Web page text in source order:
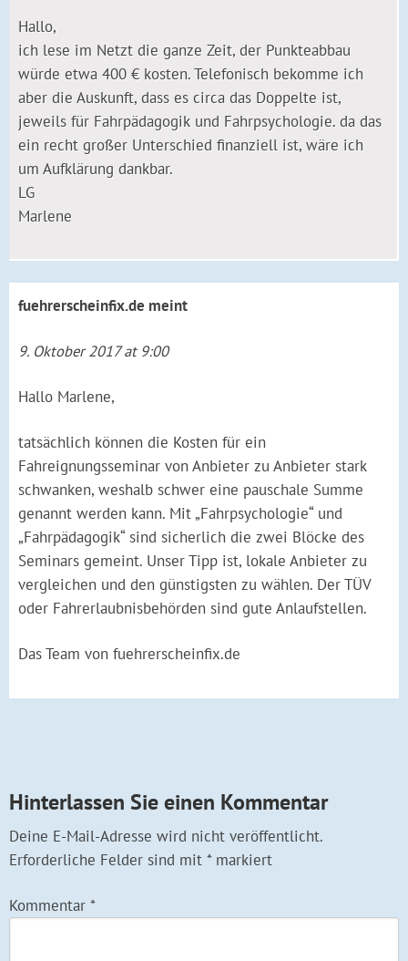
Hallo,
ich lese im Netzt die ganze Zeit, der Punkteabbau
würde etwa 400 € kosten. Telefonisch bekomme ich
aber die Auskunft, dass es circa das Doppelte ist,
jeweils für Fahrpädagogik und Fahrpsychologie. da das
ein recht großer Unterschied finanziell ist, wäre ich
um Aufklärung dankbar.
LG
Marlene
fuehrerscheinfix.de meint
9. Oktober 2017 at 9:00
Hallo Marlene,
tatsächlich können die Kosten für ein
Fahreignungsseminar von Anbieter zu Anbieter stark
schwanken, weshalb schwer eine pauschale Summe
genannt werden kann. Mit „Fahrpsychologie“ und
„Fahrpädagogik“ sind sicherlich die zwei Blöcke des
Seminars gemeint. Unser Tipp ist, lokale Anbieter zu
vergleichen und den günstigsten zu wählen. Der TÜV
oder Fahrerlaubnisbehörden sind gute Anlaufstellen.
Das Team von fuehrerscheinfix.de
Hinterlassen Sie einen Kommentar
Deine E-Mail-Adresse wird nicht veröffentlicht.
Erforderliche Felder sind mit *markiert
Kommentar *